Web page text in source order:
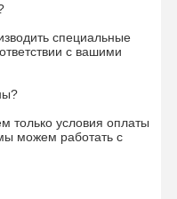
специальные
с вашими
условия оплаты
можем работать с